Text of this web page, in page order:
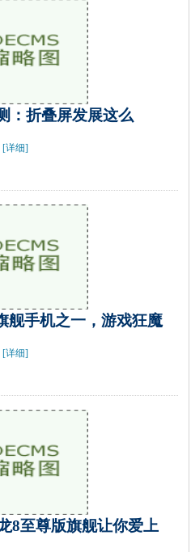
：折叠屏发展这么
[详细]
舰手机之一，游戏狂魔
[详细]
8至尊版旗舰让你爱上